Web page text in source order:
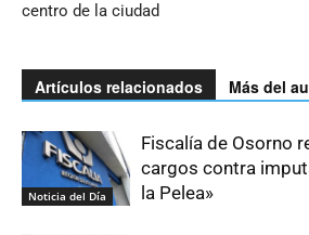
centro de la ciudad
Artículos relacionados Más del
Noticia del Día
Fiscalía de Osorno
cargos contra
la Pelea»